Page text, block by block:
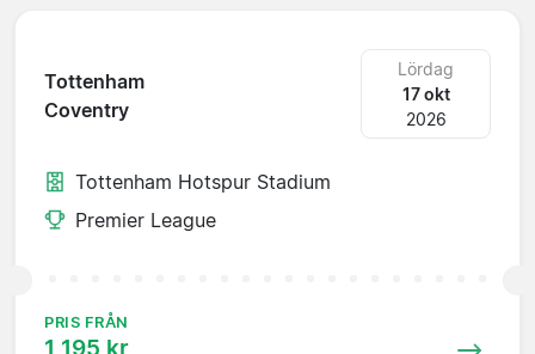
Tottenham
Coventry
Lördag
17 okt
2026
Tottenham Hotspur Stadium
Premier League
PRIS FRÅN
1 195 kr